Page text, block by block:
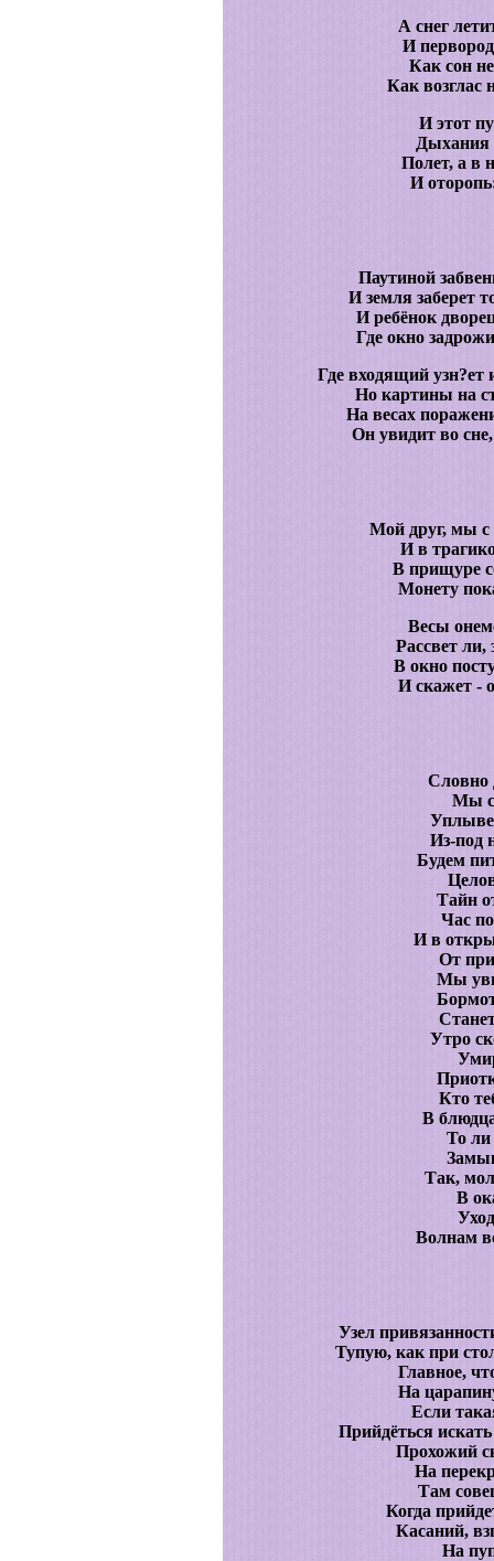
А снег
И
Как сон
Как возглас
И этот
Дыхания
Полет, а в
И
Паутиной
И земля заберет
И ребёнок
Где окно
Где входящий узн?ет
Но картины на
На весах
Он увидит во сне,
Мой друг, мы с
И в
В прищуре
Монету
Весы
Рассвет ли,
В окно
И скажет -
Словно
Мы с
Из-под
Будем
Тайн
Час
И в
От
Мы
Утро
Кто
В
То ли
Так,
В
Волнам
Узел
Тупую, как при
Главное,
На
Если
Прийдёться искать
Прохожий
На
Там
Когда
Касаний,
На